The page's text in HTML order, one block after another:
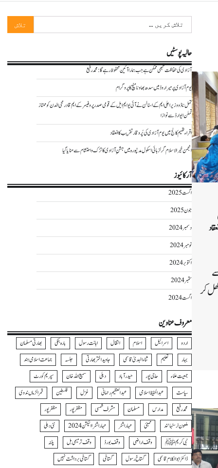
کر
تلاش
کریں
برائے:
حالیہ پوسٹیں
آزادی کی حفاظت تبھی ممکن ہے جب ہمارا آئین محفوظ رہے گا : محمد رفیع
یوم آزادی پر میراروڈ میں سدھ بھاونا منچ کا پروگرام
تمل ناڈو وزیر اعلی ایم کے اسٹالن نے آئی یو ایم ایل کے قومی صدر پروفیسر کے ایم قادرمحی الدن کو ممتاز
تملن ایوارڈ سے نوازا
اقراء تھیم کالج میں یوم آزادی کی پُر وقار تقریب کا انعقاد
انجمن خیر الاسلام گرلز ہائی اسکول مدنپورہ میں جشنِ آزادی کا تزک و احتشام سے منایا گیا
آرکائیوز
اگست 2025
جون 2025
دسمبر 2024
نومبر 2024
اکتوبر 2024
ستمبر 2024
اگست 2024
معروف عناوین
اردو اسرائیل اسلام انتقال اہانت رسول بارہ بنکی
بھارتی مسلمان
بہار
تعلیم ثناءالہدیٰ قاسمی جاوید اختر بھارتی جلسہ
جماعت اسلامی ہند
جمعیت علماء
حاجی پور حیدرآباد دہلی سمیع اللہ خان
سپریم کورٹ
سیاست
عبدالحفیظ اسلامی عبدالعظیم رحمانی غزل فلسطین
قمرالزماں ندوی
محمد رفیع
مدارس مسلمان مشرف شمسی مظفر پور
مظفرپور
ملعون نرسنہا نند
ممبئی مہاراشٹر مہاراشٹرا الیکشن 2024
نئی دہلی
نبی کریمﷺ
وقف اراضی وقف بورڈ وقف ترمیمی بل
پٹنہ
ڈاکٹر ابوالکلام قاسمی
گستاخ رسول گستاخی گستاخی برداشت نہیں